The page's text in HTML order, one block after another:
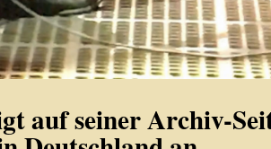
auf seiner Archiv-